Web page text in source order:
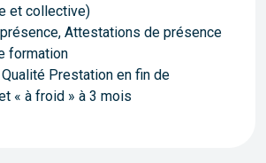
et collective)
Attestations de présence
formation
Qualité Prestation en fin de
« à froid » à 3 mois